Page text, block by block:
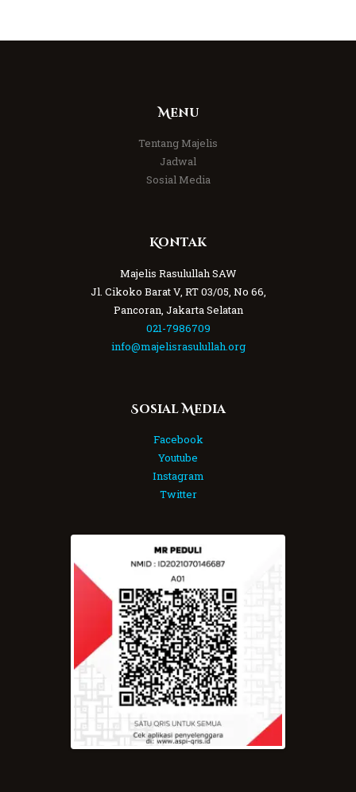
Menu
Tentang Majelis
Jadwal
Sosial Media
Kontak
Majelis Rasulullah SAW
Jl. Cikoko Barat V, RT 03/05, No 66,
Pancoran, Jakarta Selatan
021-7986709
info@majelisrasulullah.org
Sosial Media
Facebook
Youtube
Instagram
Twitter